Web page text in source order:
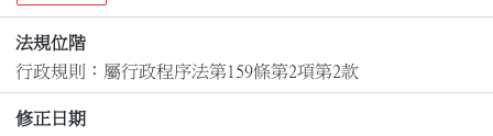
法規位階
行政規則：屬行政程序法第159條第2項第2款
修正日期